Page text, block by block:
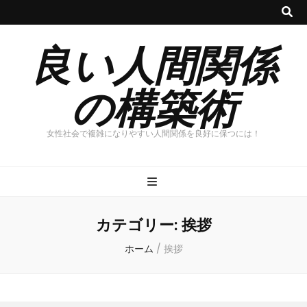
良い人間関係
の構築術
女性社会で複雑になりやすい人間関係を良好に保つには！
カテゴリー: 挨拶
ホーム / 挨拶